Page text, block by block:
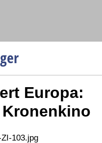
Europa:
103.jpg